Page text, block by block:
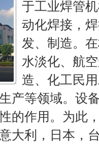
于工业焊管
动化焊接，
发、制造。
水淡化、航
造、化工民
产等领域。设
的作用。为此
大利，日本，